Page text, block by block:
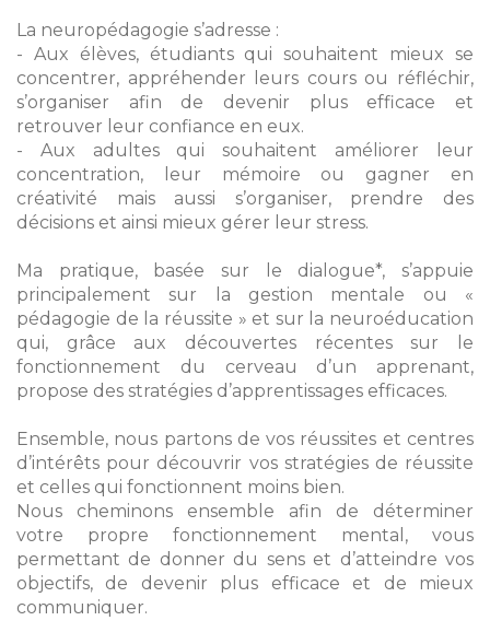
La neuropédagogie s’adresse :
- Aux élèves, étudiants qui souhaitent mieux se
concentrer, appréhender leurs cours ou réfléchir,
s’organiser afin de devenir plus efficace et
retrouver leur confiance en eux.
- Aux adultes qui souhaitent améliorer leur
concentration, leur mémoire ou gagner en
créativité mais aussi s’organiser, prendre des
décisions et ainsi mieux gérer leur stress.
Ma pratique, basée sur le dialogue*, s’appuie
principalement sur la gestion mentale ou «
pédagogie de la réussite » et sur la neuroéducation
qui, grâce aux découvertes récentes sur le
fonctionnement du cerveau d’un apprenant,
propose des stratégies d’apprentissages efficaces.
Ensemble, nous partons de vos réussites et centres
d’intérêts pour découvrir vos stratégies de réussite
et celles qui fonctionnent moins bien.
Nous cheminons ensemble afin de déterminer
votre propre fonctionnement mental, vous
permettant de donner du sens et d’atteindre vos
objectifs, de devenir plus efficace et de mieux
communiquer.